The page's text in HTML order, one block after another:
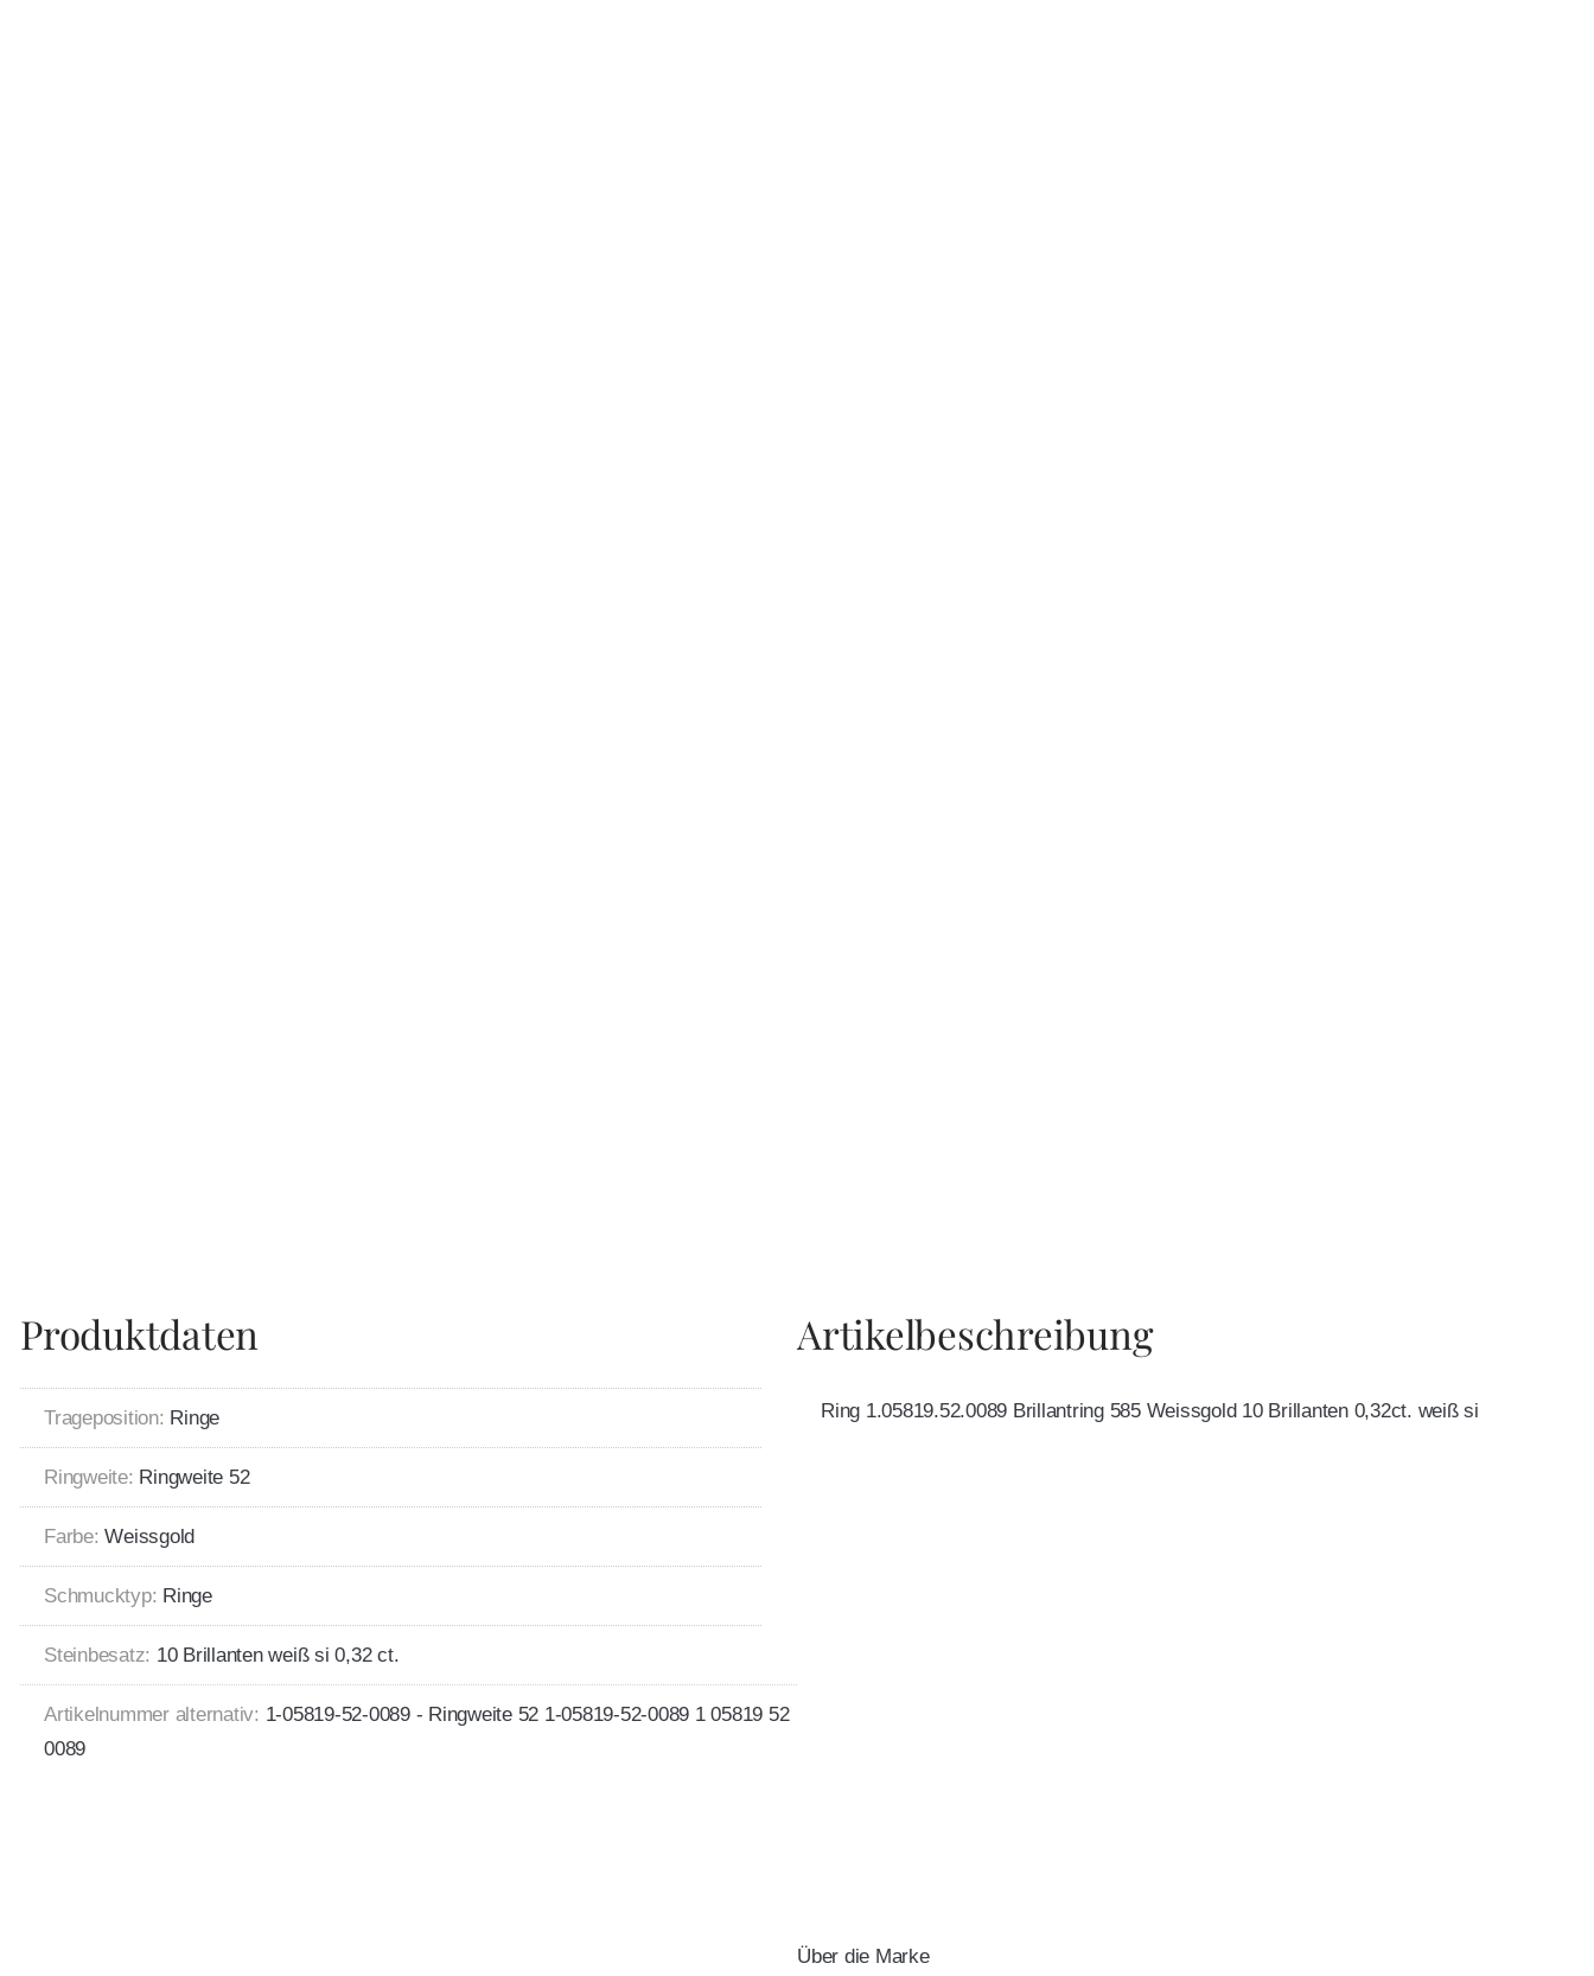
Produktdaten
Trageposition: Ringe
Ringweite: Ringweite 52
Farbe: Weissgold
Schmucktyp: Ringe
Steinbesatz: 10 Brillanten weiß si 0,32 ct.
Artikelnummer alternativ: 1-05819-52-0089 - Ringweite 52 1-05819-52-0089 1 05819 52
0089
Artikelbeschreibung
Ring 1.05819.52.0089 Brillantring 585 Weissgold 10 Brillanten 0,32ct. weiß si
Über die Marke